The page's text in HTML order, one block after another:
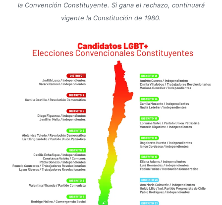
la Convención Constituyente. Si gana el rechazo, continuará
vigente la Constitución de 1980.